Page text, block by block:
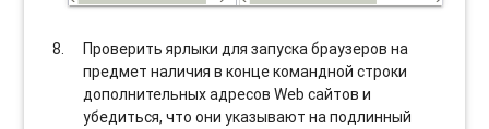
Проверить ярлыки для запуска браузеров на
предмет наличия в конце командной строки
дополнительных адресов Web сайтов и
убедиться, что они указывают на подлинный